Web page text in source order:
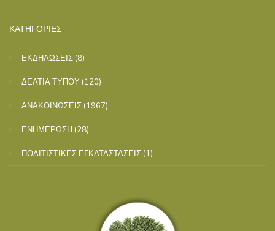
ΚΑΤΗΓΟΡΙΕΣ
ΕΚΔΗΛΩΣΕΙΣ (8)
ΔΕΛΤΙΑ ΤΥΠΟΥ (120)
ΑΝΑΚΟΙΝΩΣΕΙΣ (1967)
ΕΝΗΜΕΡΩΣΗ (28)
ΠΟΛΙΤΙΣΤΙΚΕΣ ΕΓΚΑΤΑΣΤΑΣΕΙΣ (1)